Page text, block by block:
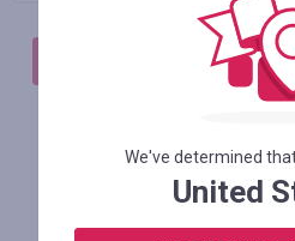
АВТОРИЗИРУЙТЕСЬ,
Похожие
We've determined
United